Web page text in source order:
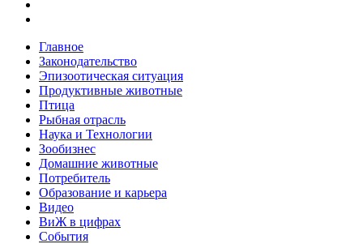
Главное
Законодательство
Эпизоотическая ситуация
Продуктивные животные
Птица
Рыбная отрасль
Наука и Технологии
Зообизнес
Домашние животные
Потребитель
Образование и карьера
Видео
ВиЖ в цифрах
События